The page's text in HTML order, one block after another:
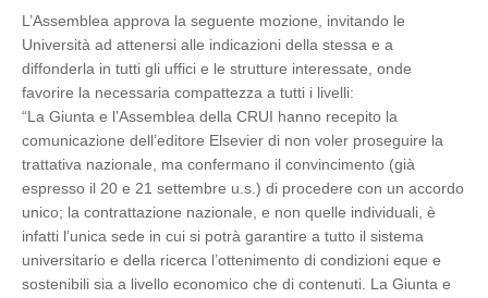
L’Assemblea approva la seguente mozione, invitando le
Università ad attenersi alle indicazioni della stessa e a
diffonderla in tutti gli uffici e le strutture interessate, onde
favorire la necessaria compattezza a tutti i livelli:
“La Giunta e l’Assemblea della CRUI hanno recepito la
comunicazione dell’editore Elsevier di non voler proseguire la
trattativa nazionale, ma confermano il convincimento (già
espresso il 20 e 21 settembre u.s.) di procedere con un accordo
unico; la contrattazione nazionale, e non quelle individuali, è
infatti l’unica sede in cui si potrà garantire a tutto il sistema
universitario e della ricerca l’ottenimento di condizioni eque e
sostenibili sia a livello economico che di contenuti. La Giunta e